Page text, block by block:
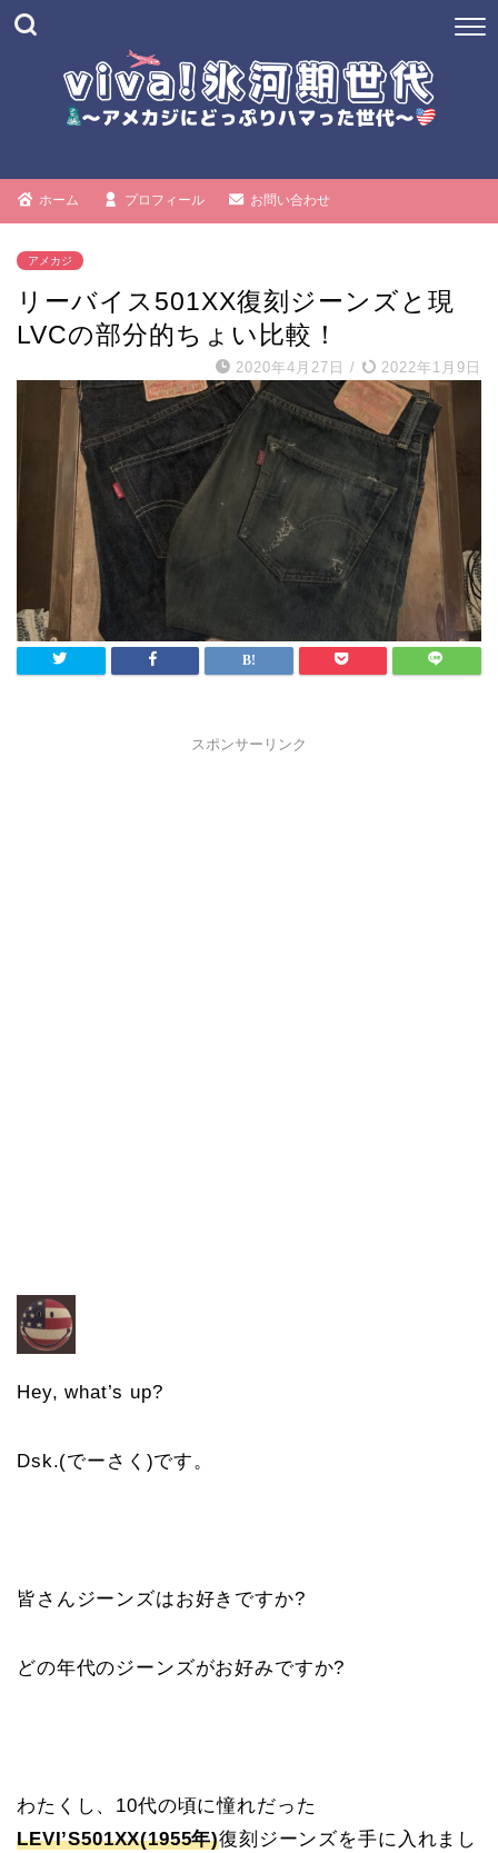
ホーム プロフィール お問い合わせ
アメカジ
リーバイス501XX復刻ジーンズと現
LVCの部分的ちょい比較！
2020年4月27日 / 2022年1月9日
スポンサーリンク
Hey, what’s up?
Dsk.(でーさく)です。
皆さんジーンズはお好きですか?
どの年代のジーンズがお好みですか?
わたくし、10代の頃に憧れだった
LEVI’S501XX(1955年)復刻ジーンズを手に入れまし